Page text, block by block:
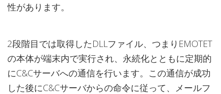
性があります。
2段階目では取得したDLLファイル、つまりEMOTET
の本体が端末内で実行され、永続化とともに定期的
にC&Cサーバへの通信を行います。この通信が成功
した後にC&Cサーバからの命令に従って、メールフ